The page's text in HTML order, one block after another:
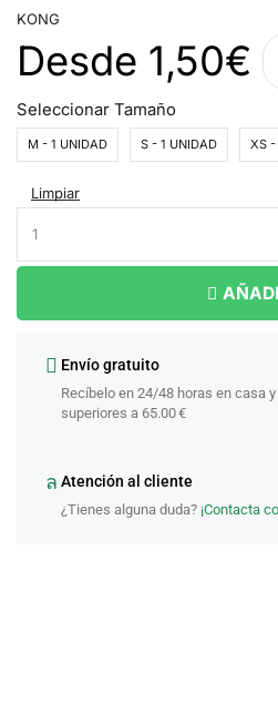
KONG
Desde 1,50€
Seleccionar Tamaño
M - 1 UNIDAD S - 1 UNIDAD XS -
Limpiar
Envío gratuito
Recíbelo en 24/48 horas en casa
superiores a 65.00 €
Atención al cliente
¿Tienes alguna duda? ¡Contacta